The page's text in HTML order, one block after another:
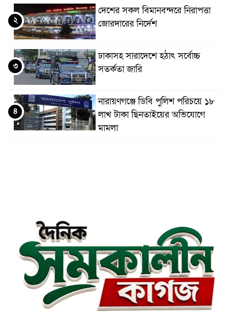
দেশের সকল বিমানবন্দরে নিরাপত্তা
জোরদারের নির্দেশ
২
ঢাকাসহ সারাদেশে হঠাৎ সর্বোচ্চ
সতর্কতা জা‌রি
৩
নারায়ণগঞ্জে ডিবি পুলিশ পরিচয়ে ১৮
লাখ টাকা ছিনতাইয়ের অভিযোগে
মামলা
৪
সোনারগাঁয়ের জলাবদ্ধতা নিরসনে দ্রুত
পদক্ষেপের নির্দেশ: বিভাগীয়
কমিশনারের
নারায়ণগঞ্জে দিনমজুরের রহস্যজনক
মৃত্যু, শরীরে নির্যাতনের চিহ্ন প্রস্ফুটিত